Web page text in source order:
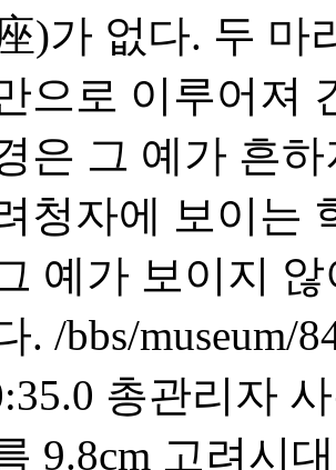
)가 없다. 두 마
으로 이루어져
은 그 예가 흔
청자에 보이는
예가 보이지
. /bbs/museum/
총관리자
9.8cm 고려시